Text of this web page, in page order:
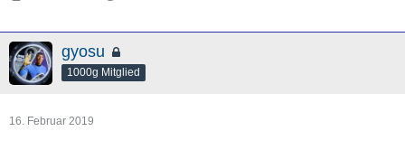
gyosu
1000g Mitglied
16. Februar 2019